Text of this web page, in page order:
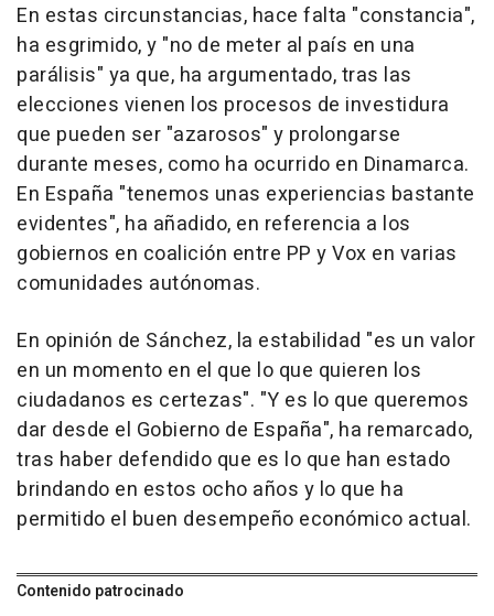
En estas circunstancias, hace falta "constancia",
ha esgrimido, y "no de meter al país en una
parálisis" ya que, ha argumentado, tras las
elecciones vienen los procesos de investidura
que pueden ser "azarosos" y prolongarse
durante meses, como ha ocurrido en Dinamarca.
En España "tenemos unas experiencias bastante
evidentes", ha añadido, en referencia a los
gobiernos en coalición entre PP y Vox en varias
comunidades autónomas.
En opinión de Sánchez, la estabilidad "es un valor
en un momento en el que lo que quieren los
ciudadanos es certezas". "Y es lo que queremos
dar desde el Gobierno de España", ha remarcado,
tras haber defendido que es lo que han estado
brindando en estos ocho años y lo que ha
permitido el buen desempeño económico actual.
Contenido patrocinado